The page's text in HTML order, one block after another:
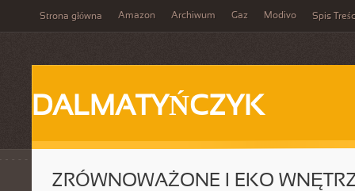
Strona główna Amazon Archiwum Gaz Modivo Spis
DALMATYŃCZYK
ZRÓWNOWAŻONE I EKO